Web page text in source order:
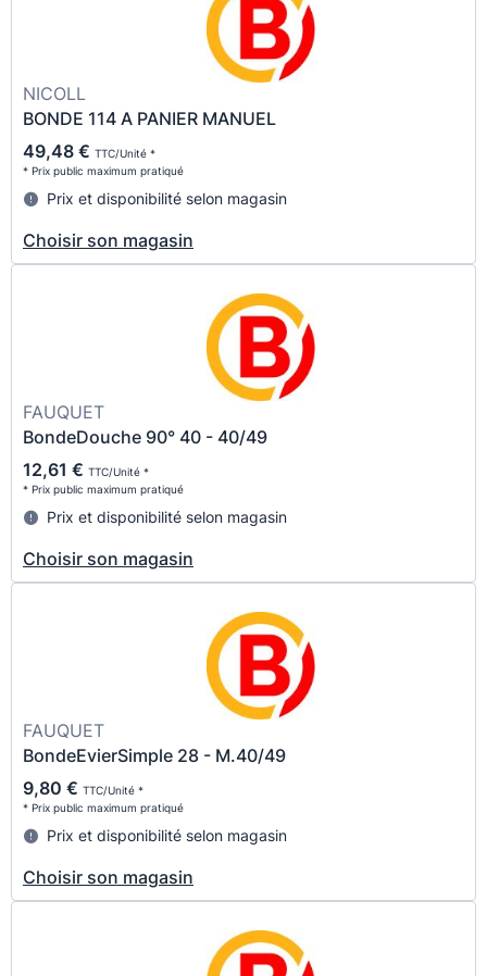
NICOLL
BONDE 114 A PANIER MANUEL
49,48 € TTC/Unité *
* Prix public maximum pratiqué
Prix et disponibilité selon magasin
Choisir son magasin
FAUQUET
BondeDouche 90° 40 - 40/49
12,61 € TTC/Unité *
* Prix public maximum pratiqué
Prix et disponibilité selon magasin
Choisir son magasin
FAUQUET
BondeEvierSimple 28 - M.40/49
9,80 € TTC/Unité *
* Prix public maximum pratiqué
Prix et disponibilité selon magasin
Choisir son magasin